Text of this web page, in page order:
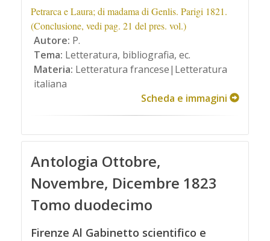
Petrarca e Laura; di madama di Genlis. Parigi 1821.
(Conclusione, vedi pag. 21 del pres. vol.)
Autore: P.
Tema: Letteratura, bibliografia, ec.
Materia: Letteratura francese|Letteratura
italiana
Scheda e immagini
Antologia Ottobre,
Novembre, Dicembre 1823
Tomo duodecimo
Firenze Al Gabinetto scientifico e